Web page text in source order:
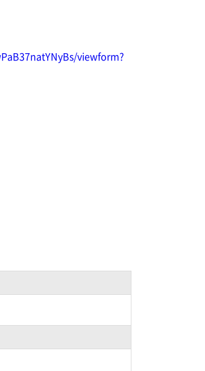
viewform?